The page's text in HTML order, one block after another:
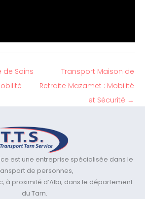
de Soins
Transport Maison de
Retraite Mazamet : Mobilité
et Sécurité →
est une entreprise spécialisée dans le
de personnes,
à proximité d’Albi, dans le département
du Tarn.